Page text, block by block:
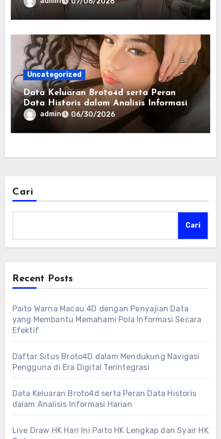
Uncategorized
Data Keluaran Broto4d serta Peran
Data Historis dalam Analisis Informasi
Harian
admin 06/30/2026
Cari
Cari
Recent Posts
Paito Warna Macau 4D dengan Penyajian Data
yang Membantu Memahami Pola Informasi Secara
Efektif
Daftar Situs Broto4D dalam Mendukung Navigasi
Pengguna di Era Digital Terintegrasi
Data Keluaran Broto4d serta Peran Data Historis
dalam Analisis Informasi Harian
Live Draw HK Hari Ini Paito HK Lengkap dan Syair HK